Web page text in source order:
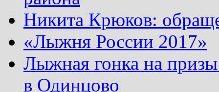
Никита Крюков:
«Лыжня России 2017»
Лыжная гонка на
в Одинцово